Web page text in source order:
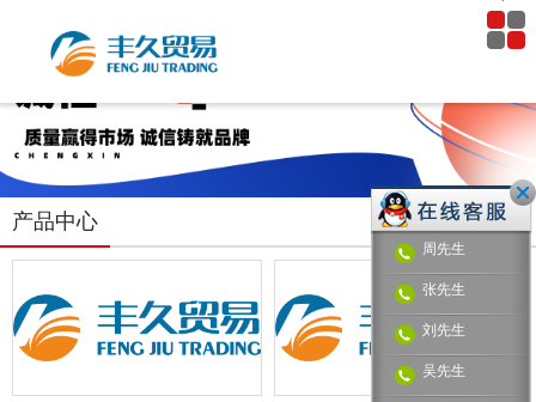
产品中心
周先生
张先生
刘先生
吴先生